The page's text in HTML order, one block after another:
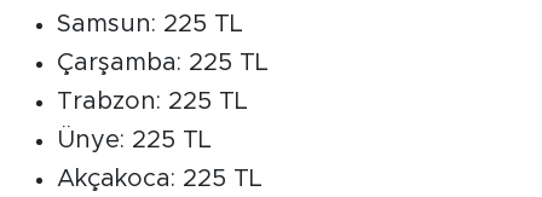
Samsun: 225 TL
Çarşamba: 225 TL
Trabzon: 225 TL
Ünye: 225 TL
Akçakoca: 225 TL